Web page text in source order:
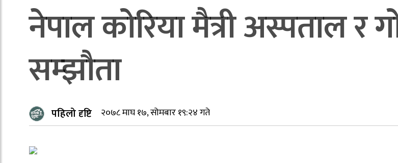
नेपाल कोरिया मैत्री अस्पताल
सम्झौता
पहिलो दृष्टि २०७८ माघ १७, सोमबार १९:२४ गते